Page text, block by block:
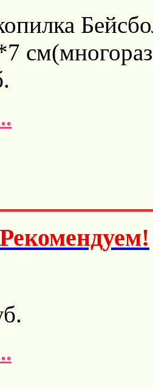
Рекомендуем!